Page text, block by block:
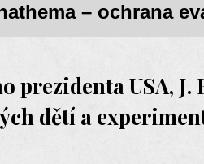
– ochrana
prezidenta USA, J.
dětí a